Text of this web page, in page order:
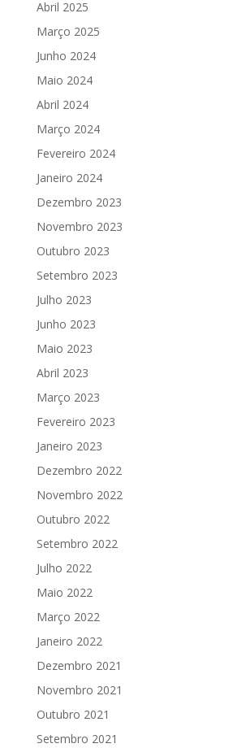
Abril 2025
Março 2025
Junho 2024
Maio 2024
Abril 2024
Março 2024
Fevereiro 2024
Janeiro 2024
Dezembro 2023
Novembro 2023
Outubro 2023
Setembro 2023
Julho 2023
Junho 2023
Maio 2023
Abril 2023
Março 2023
Fevereiro 2023
Janeiro 2023
Dezembro 2022
Novembro 2022
Outubro 2022
Setembro 2022
Julho 2022
Maio 2022
Março 2022
Janeiro 2022
Dezembro 2021
Novembro 2021
Outubro 2021
Setembro 2021